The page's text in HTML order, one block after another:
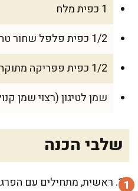
1 כפית מלח
1/2 כפית פלפל שחור טחון
1/2 כפית פפריקה מתוקה
שמן לטיגון (רצוי שמן
שלבי הכנה
ראשית, מתחילים עם